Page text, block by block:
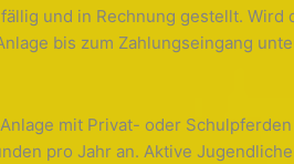
und in Rechnung gestellt. Wird
bis zum Zahlungseingang
mit Privat- oder Schulpferden
pro Jahr an. Aktive Jugendliche